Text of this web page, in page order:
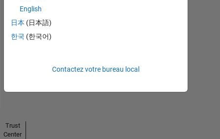
No
Endorsements
English
日本 (日本語)
한국 (한국어)
Contactez votre bureau local
Trust
Center